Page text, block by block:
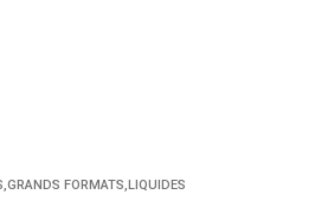
,GRANDS FORMATS, LIQUIDES